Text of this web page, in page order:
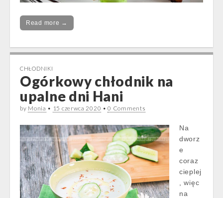
Read more →
CHŁODNIKI
Ogórkowy chłodnik na
upalne dni Hani
by Monia • 15 czerwca 2020 •0 Comments
Na
dworz
e
coraz
cieplej
, więc
na